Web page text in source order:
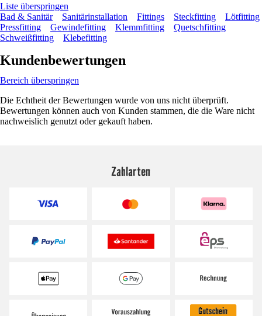
Liste überspringen
Bad & Sanitär
Sanitärinstallation Fittings Steckfitting
Lötfitting
Pressfitting
Gewindefitting Klemmfitting
Quetschfitting
Schweißfitting
Klebefitting
Kundenbewertungen
Bereich überspringen
Die Echtheit der Bewertungen wurde von uns nicht überprüft.
Bewertungen können auch von Kunden stammen, die die Ware nicht
nachweislich genutzt oder gekauft haben.
Zahlarten